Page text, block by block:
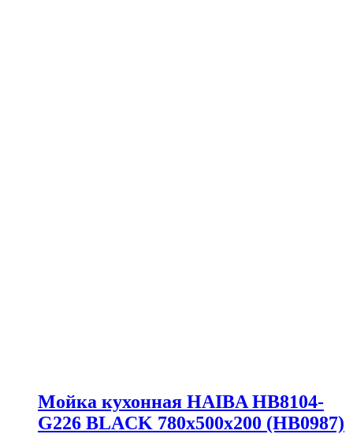
Мойка кухонная HAIBA HB8104-
G226 BLACK 780x500x200 (HB0987)